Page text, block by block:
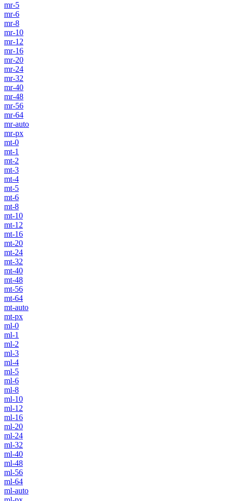
mr-5
mr-6
mr-8
mr-10
mr-12
mr-16
mr-20
mr-24
mr-32
mr-40
mr-48
mr-56
mr-64
mr-auto
mr-px
mt-0
mt-1
mt-2
mt-3
mt-4
mt-5
mt-6
mt-8
mt-10
mt-12
mt-16
mt-20
mt-24
mt-32
mt-40
mt-48
mt-56
mt-64
mt-auto
mt-px
ml-0
ml-1
ml-2
ml-3
ml-4
ml-5
ml-6
ml-8
ml-10
ml-12
ml-16
ml-20
ml-24
ml-32
ml-40
ml-48
ml-56
ml-64
ml-auto